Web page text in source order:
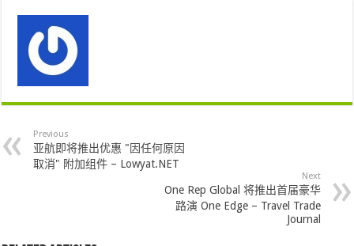
Previous
亚航即将推出优惠 "因任何原因
取消" 附加组件 – Lowyat.NET
Next
One Rep Global 将推出首届豪华
路演 One Edge – Travel Trade
Journal